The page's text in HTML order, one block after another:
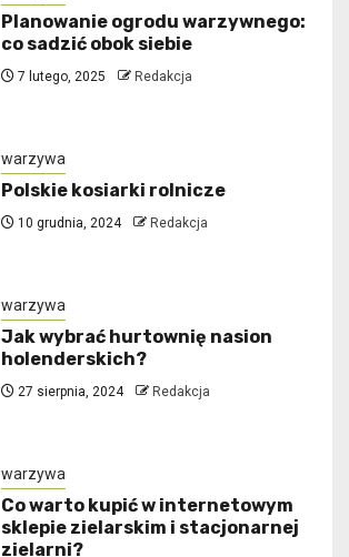
Planowanie ogrodu warzywnego:
co sadzić obok siebie
7 lutego, 2025 Redakcja
warzywa
Polskie kosiarki rolnicze
10 grudnia, 2024 Redakcja
warzywa
Jak wybrać hurtownię nasion
holenderskich?
27 sierpnia, 2024 Redakcja
warzywa
Co warto kupić w internetowym
sklepie zielarskim i stacjonarnej
zielarni?